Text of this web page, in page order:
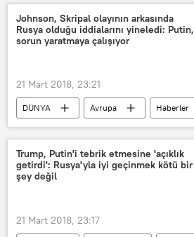
Radyo ve Televizyon Üst Kurulu (RTÜK)
Johnson, Skripal olayının arkasında
Rusya olduğu iddialarını yineledi: Putin,
sorun yaratmaya çalışıyor
21 Mart 2018, 23:21
DÜNYA Avrupa
Haberler
POLİTİKA
Rusya
İngiltere
Vladimir Putin
Boris Johnson
Sergey Skripal
Trump, Putin'i tebrik etmesine 'açıklık
getirdi': Rusya'yla iyi geçinmek kötü bir
şey değil
21 Mart 2018, 23:17